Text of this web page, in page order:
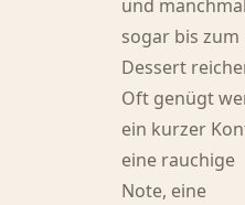
und
sogar bis zum
Dessert
Oft genügt
ein kurzer
eine rauchige
Note, eine